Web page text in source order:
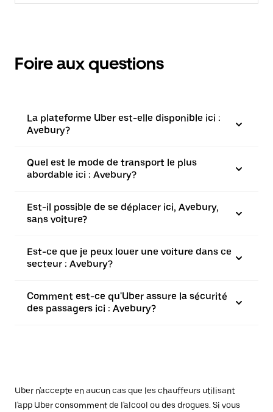
Foire aux questions
La plateforme Uber est-elle disponible ici :
Avebury?
Quel est le mode de transport le plus
abordable ici : Avebury?
Est-il possible de se déplacer ici, Avebury,
sans voiture?
Est-ce que je peux louer une voiture dans ce
secteur : Avebury?
Comment est-ce qu'Uber assure la sécurité
des passagers ici : Avebury?
Uber n'accepte en aucun cas que les chauffeurs utilisant
l'app Uber consomment de l'alcool ou des drogues. Si vous